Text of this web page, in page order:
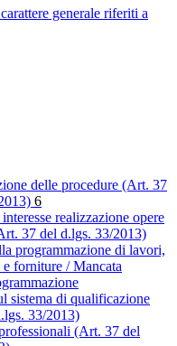
generale riferiti a
delle procedure (Art. 37
6
realizzazione opere
37 del d.lgs. 33/2013)
programmazione di lavori,
forniture / Mancata
sistema di qualificazione
33/2013)
(Art. 37 del